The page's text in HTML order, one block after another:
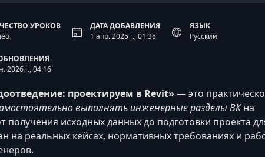
УРОКОВ
ДАТА ДОБАВЛЕНИЯ
1 апр. 2025 г., 01:38
ЯЗЫК
Русский
2026 г., 04:16
проектируем в Revit» — это
выполнять инженерные разделы ВКна
получения исходных данных до подготовки проекта
на реальных кейсах, нормативных требованиях и